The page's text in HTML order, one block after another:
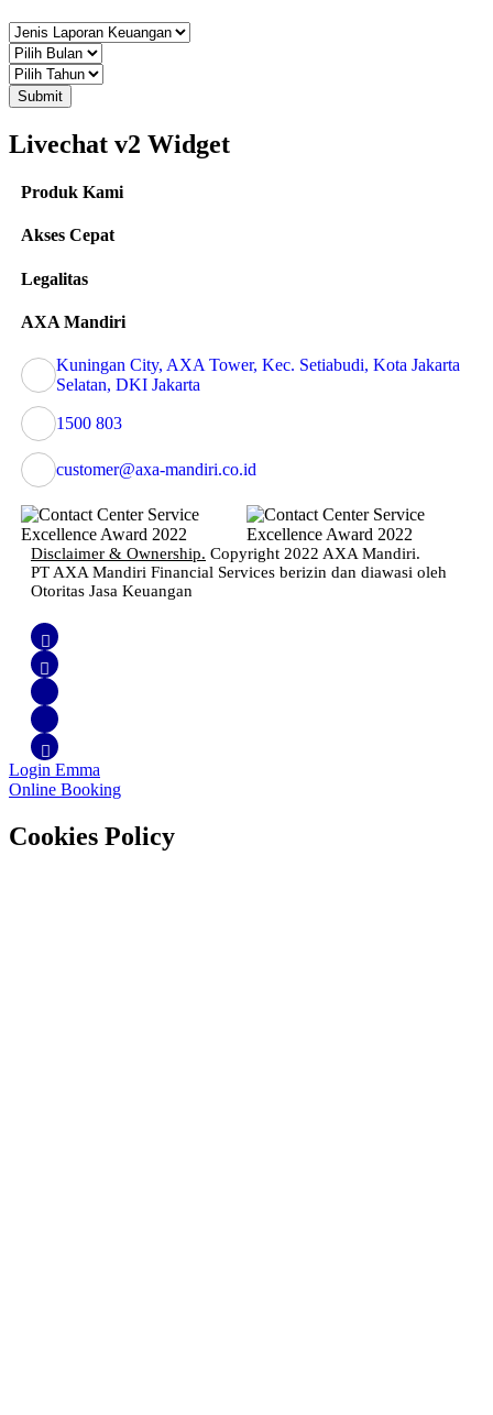
Submit
Livechat v2 Widget
Produk Kami
Akses Cepat
Legalitas
AXA Mandiri
Kuningan City, AXA Tower, Kec. Setiabudi, Kota Jakarta
Selatan, DKI Jakarta
1500 803
customer@axa-mandiri.co.id
Disclaimer & Ownership. Copyright 2022 AXA Mandiri.
PT AXA Mandiri Financial Services berizin dan diawasi oleh
Otoritas Jasa Keuangan
Login Emma
Online Booking
Cookies Policy